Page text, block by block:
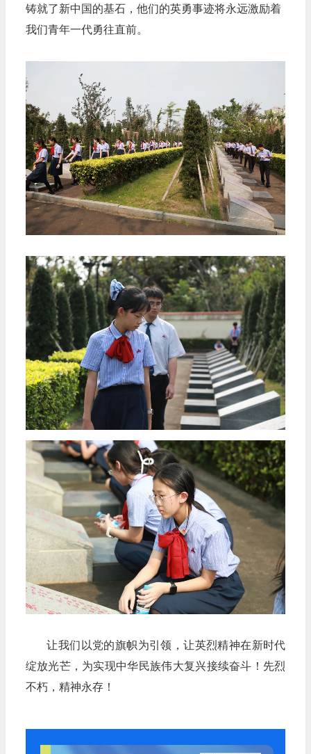
铸就了新中国的基石，他们的英勇事迹将永远激励着
我们青年一代勇往直前。
让我们以党的旗帜为引领，让英烈精神在新时代
绽放光芒，为实现中华民族伟大复兴接续奋斗！先烈
不朽，精神永存！